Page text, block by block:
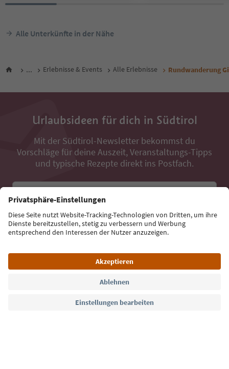
Alle Unterkünfte in der Nähe
... Erlebnisse & Events Alle Erlebnisse Rundwanderung
Urlaubsideen für dich in Südtirol
Mit der Südtirol-Newsletter bekommst du
Vorschläge für deine Auszeit, Veranstaltungs-Tipps
und typische Rezepte direkt ins Postfach.
Jetzt anmelden